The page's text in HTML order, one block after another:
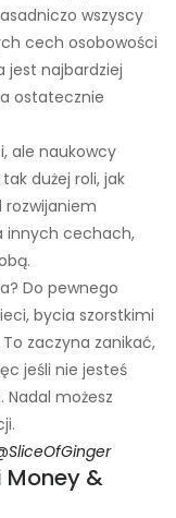
wszyscy
cech osobowości
jest najbardziej
ostatecznie
ale naukowcy
dużej roli, jak
rozwijaniem
innych cechach,
Do pewnego
bycia szorstkimi
To zaczyna zanikać,
jeśli nie jesteś
możesz
&